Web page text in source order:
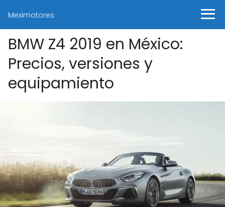
Meximotores
BMW Z4 2019 en México:
Precios, versiones y
equipamiento